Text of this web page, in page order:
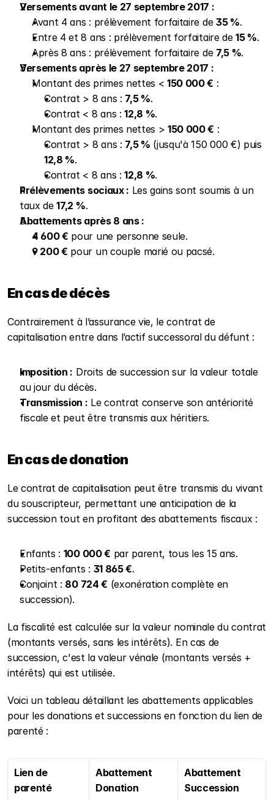
Versements avant le 27 septembre 2017 :
Avant 4 ans : prélèvement forfaitaire de 35 %.
Entre 4 et 8 ans : prélèvement forfaitaire de 15 %.
Après 8 ans : prélèvement forfaitaire de 7,5 %.
Versements après le 27 septembre 2017 :
Montant des primes nettes < 150 000 € :
Contrat > 8 ans : 7,5 %.
Contrat < 8 ans : 12,8 %.
Montant des primes nettes > 150 000 € :
Contrat > 8 ans : 7,5 %
12,8 %.
Contrat < 8 ans : 12,8 %.
Prélèvements sociaux : Les gains sont soumis à un
taux de 17,2 %.
Abattements après 8 ans :
4 600 € pour une personne seule.
9 200 € pour un couple marié ou pacsé.
En cas de décès
Contrairement à l’assurance vie, le contrat de
capitalisation entre dans l’actif successoral du défunt :
Imposition : Droits de succession sur la valeur totale
au jour du décès.
Transmission : Le contrat conserve son antériorité
fiscale et peut être transmis aux héritiers.
En cas de donation
Le contrat de capitalisation peut être transmis du vivant
du souscripteur, permettant une anticipation de la
succession tout en profitant des abattements fiscaux :
Enfants : 100 000 € par parent, tous les 15 ans.
Petits-enfants : 31 865 €.
Conjoint : 80 724 € (exonération complète en
succession).
La fiscalité est calculée sur la valeur nominale du contrat
(montants versés, sans les intérêts). En cas de
succession, c'est la valeur vénale (montants versés +
intérêts) qui est utilisée.
Voici un tableau détaillant les abattements applicables
pour les donations et successions en fonction du lien de
parenté :
Lien de
parenté
Abattement
Donation
Abattement
Succession